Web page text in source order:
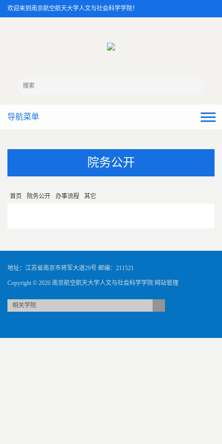
欢迎来到南京航空航天大学人文与社会科学学院！
导航菜单
院务公开
首页 院务公开 办事流程 其它
地址：江苏省南京市将军大道29号 邮编：211521
Copyright © 2020 南京航空航天大学人文与社会科学学院 网站管理
相关学院